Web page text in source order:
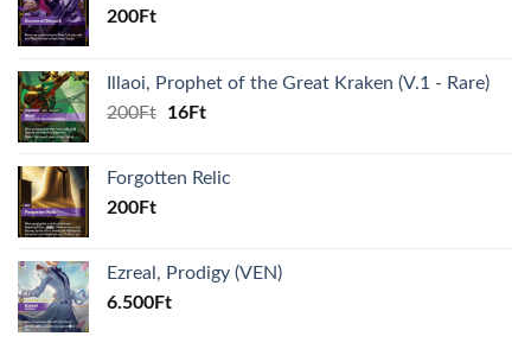
200Ft
Illaoi, Prophet of the Great Kraken (V.1 - Rare)
200Ft
Original
200Ft.
16FtCurrent
16Ft.
Forgotten Relic
200Ft
Ezreal, Prodigy (VEN)
6.500Ft